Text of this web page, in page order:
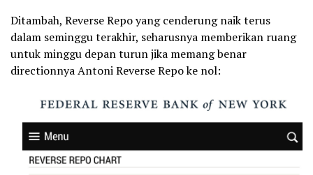
— CN Wire (@Sino_Market)May 15, 2025
Ditambah, Reverse Repo yang cenderung naik terus
dalam seminggu terakhir, seharusnya memberikan ruang
untuk minggu depan turun jika memang benar
directionnya Antoni Reverse Repo ke nol: